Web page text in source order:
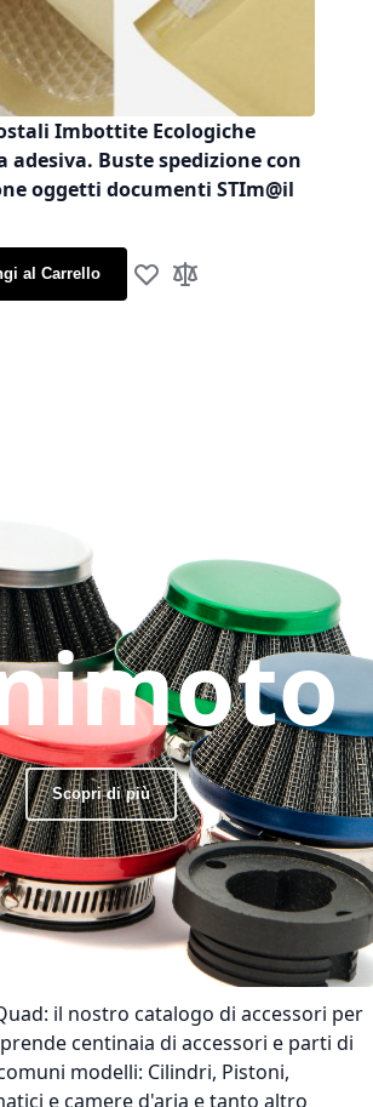
Imbottite Ecologiche
adesiva. Buste spedizione con
oggetti documenti STIm@il
al Carrello Aggiungi alla lista desideri
Aggiungi al confronto
Scopri di più
il nostro catalogo di accessori per
centinaia di accessori e parti di
modelli: Cilindri, Pistoni,
e camere d'aria e tanto altro